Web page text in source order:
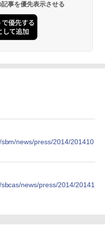
事を優先表示させる
news/press/2014/201410
news/press/2014/20141